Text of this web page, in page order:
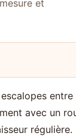
et
avec un
régulière.